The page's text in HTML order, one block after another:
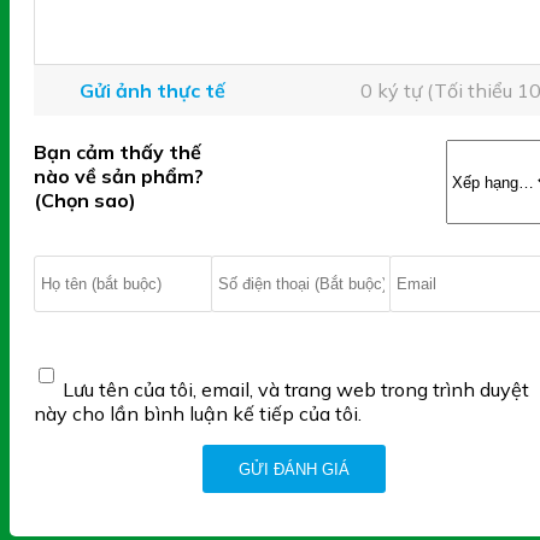
Đối Tượng Sử Dụng KAME
Người trưởng thành có sức đề kháng kém, người có
nhu cầu tăng cường sức khỏe
Hướng Dẫn Sử Dụng KAME
FUCOIDAN:
*Lưu ý:
Sản phẩm không phải thuốc và không có tác dụng
thay thế thuốc trị bệnh
Không dùng cho người mẫn cảm với bất kỳ thành
phần trong sản phẩm
Gửi ảnh thực tế 0 ký tự (Tối thiểu
Bạn cảm thấy thế
nào về sản phẩm?
(Chọn sao)
Lưu tên của tôi, email, và trang web trong trình duyệt
này cho lần bình luận kế tiếp của tôi.